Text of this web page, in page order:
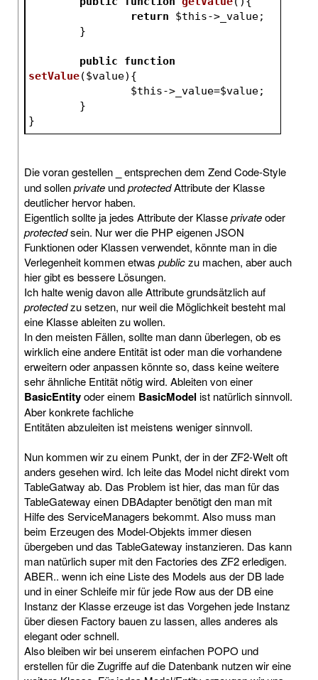
return
$this->_value;
	}
public
function
setValue($value) {
$this->_value=$value;
	}
}
Die voran gestellen
entsprechen dem Zend Code-Style
und sollenprivate undprotectedAttribute der Klasse
deutlicher hervor haben.
Eigentlich sollte ja jedes Attribute der Klasseprivateoder
protectedsein. Nur wer die PHP eigenen JSON
Funktionen oder Klassen verwendet, könnte man in die
Verlegenheit kommen etwas publiczu machen, aber auch
hier gibt es bessere Lösungen.
Ich halte wenig davon alle Attribute grundsätzlich auf
protectedzu setzen, nur weil die Möglichkeit besteht mal
eine Klasse ableiten zu wollen.
In den meisten Fällen, sollte man dann überlegen, ob es
wirklich eine andere Entität ist oder man die vorhandene
erweitern oder anpassen könnte so, dass keine weitere
sehr ähnliche Entität nötig wird. Ableiten von einer
BasicEntityoder einem BasicModel ist natürlich sinnvoll.
Aber konkrete fachliche
Entitäten abzuleiten ist meistens weniger sinnvoll.
Nun kommen wir zu einem Punkt, der in der ZF2-Welt oft
anders gesehen wird. Ich leite das Model nicht direkt vom
TableGatway ab. Das Problem ist hier, das man für das
TableGateway einen DBAdapter benötigt den man mit
Hilfe des ServiceManagers bekommt. Also muss man
beim Erzeugen des Model-Objekts immer diesen
übergeben und das TableGateway instanzieren. Das kann
man natürlich super mit den Factories des ZF2 erledigen.
ABER.. wenn ich eine Liste des Models aus der DB lade
und in einer Schleife mir für jede Row aus der DB eine
Instanz der Klasse erzeuge ist das Vorgehen jede Instanz
über diesen Factory bauen zu lassen, alles anderes als
elegant oder schnell.
Also bleiben wir bei unserem einfachen POPO und
erstellen für die Zugriffe auf die Datenbank nutzen wir eine